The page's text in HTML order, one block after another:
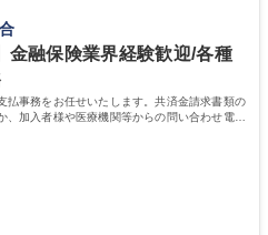
野本社【お客様
い商品づくりへ貢献
いて】キリングループの広報機能を担
切にし、磨き上げたホスピタリティ
ながら広報関連業務を行っておりま
金融保険業界経験歓迎/各種
払事務をお任せいたします。共済金請求書類の
加入者様や医療機関等からの問い合わせ電話